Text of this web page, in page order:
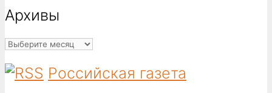
Архивы
Архивы
Российская газета